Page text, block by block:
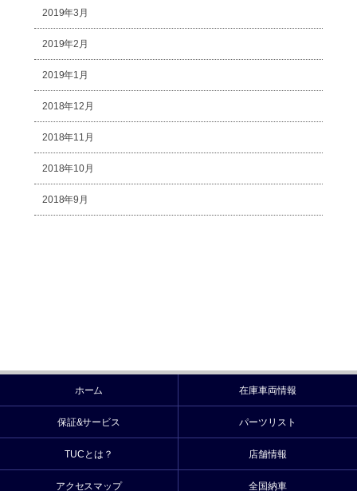
2019年3月
2019年2月
2019年1月
2018年12月
2018年11月
2018年10月
2018年9月
ホーム 在庫車両情報
保証&サービス パーツリスト
TUCとは？ 店舗情報
アクセスマップ 全国納車